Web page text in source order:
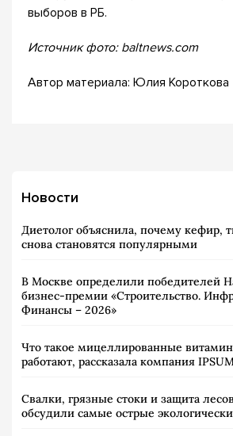
выборов в РБ.
Источник фото: baltnews.com
Автор материала: Юлия Короткова
Новости
Диетолог объяснила, почему кефир,
снова становятся популярными
В Москве определили победителей
бизнес-премии «Строительство.
Финансы – 2026»
Что такое мицеллированные
работают, рассказала компания
Свалки, грязные стоки и защита
обсудили самые острые